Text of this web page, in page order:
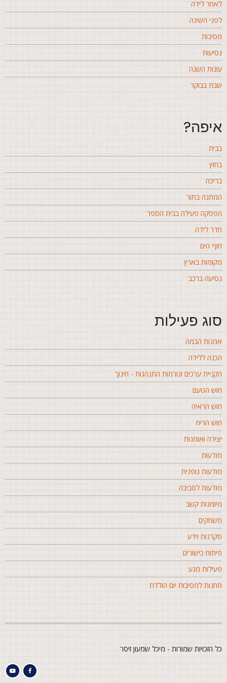
לידה
השינה
השנה
בבוקר
בתור
פעילה בבית הספר
לידה
הים
בארץ
ברכב
פעילות
הבמה
ללידה
ערכים ונורמות התנהגות - חינוך
הטעם
הראיה
הריח
ואומנות
גופנית
לסביבה
קשב
וידע
כישורים
מגע
למסיבות יום הולדת
הזכויות שמורות - מיכל שמעון זיסר